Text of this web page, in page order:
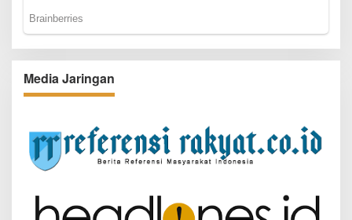
Media Jaringan